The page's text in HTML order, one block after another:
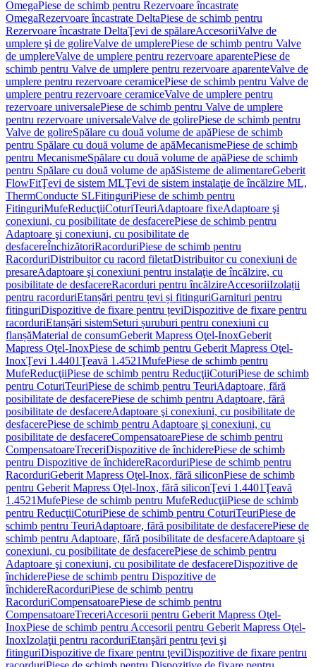
OmegaPiese de schimb pentru Rezervoare încastrate
OmegaRezervoare încastrate DeltaPiese de schimb pentru
Rezervoare încastrate DeltaŢevi de spălareAccesoriiValve de
umplere şi de golireValve de umplerePiese de schimb pentru Valve
de umplereValve de umplere pentru rezervoare aparentePiese de
schimb pentru Valve de umplere pentru rezervoare aparenteValve de
umplere pentru rezervoare ceramicePiese de schimb pentru Valve de
umplere pentru rezervoare ceramiceValve de umplere pentru
rezervoare universalePiese de schimb pentru Valve de umplere
pentru rezervoare universaleValve de golirePiese de schimb pentru
Valve de golireSpălare cu două volume de apăPiese de schimb
pentru Spălare cu două volume de apăMecanismePiese de schimb
pentru MecanismeSpălare cu două volume de apăPiese de schimb
pentru Spălare cu două volume de apăSisteme de alimentareGeberit
FlowFitŢevi de sistem MLŢevi de sistem instalaţie de încălzire ML,
ThermConducte SLFitinguriPiese de schimb pentru
FitinguriMufeReducţiiCoturiTeuriAdaptoare fixeAdaptoare şi
conexiuni, cu posibilitate de desfacerePiese de schimb pentru
Adaptoare şi conexiuni, cu posibilitate de
desfacereÎnchizătoriRacorduriPiese de schimb pentru
RacorduriDistribuitor cu racord filetatDistribuitor cu conexiuni de
presareAdaptoare şi conexiuni pentru instalaţie de încălzire, cu
posibilitate de desfacereRacorduri pentru încălzireAccesoriiIzolații
pentru racorduriEtanșări pentru țevi și fitinguriGarnituri pentru
fitinguriDispozitive de fixare pentru țeviDispozitive de fixare pentru
racorduriEtanșări sistemSeturi șuruburi pentru conexiuni cu
flanșăMaterial de consumGeberit Mapress Oţel-InoxGeberit
Mapress Oţel-InoxPiese de schimb pentru Geberit Mapress Oţel-
InoxŢevi 1.4401Ţeavă 1.4521MufePiese de schimb pentru
MufeReducţiiPiese de schimb pentru ReducţiiCoturiPiese de schimb
pentru CoturiTeuriPiese de schimb pentru TeuriAdaptoare, fără
posibilitate de desfacerePiese de schimb pentru Adaptoare, fără
posibilitate de desfacereAdaptoare şi conexiuni, cu posibilitate de
desfacerePiese de schimb pentru Adaptoare şi conexiuni, cu
posibilitate de desfacereCompensatoarePiese de schimb pentru
CompensatoareTreceriDispozitive de închiderePiese de schimb
pentru Dispozitive de închidereRacorduriPiese de schimb pentru
RacorduriGeberit Mapress Oţel-Inox, fără siliconPiese de schimb
pentru Geberit Mapress Oţel-Inox, fără siliconŢevi 1.4401Ţeavă
1.4521MufePiese de schimb pentru MufeReducţiiPiese de schimb
pentru ReducţiiCoturiPiese de schimb pentru CoturiTeuriPiese de
schimb pentru TeuriAdaptoare, fără posibilitate de desfacerePiese de
schimb pentru Adaptoare, fără posibilitate de desfacereAdaptoare şi
conexiuni, cu posibilitate de desfacerePiese de schimb pentru
Adaptoare şi conexiuni, cu posibilitate de desfacereDispozitive de
închiderePiese de schimb pentru Dispozitive de
închidereRacorduriPiese de schimb pentru
RacorduriCompensatoarePiese de schimb pentru
CompensatoareTreceriAccesorii pentru Geberit Mapress Oţel-
InoxPiese de schimb pentru Accesorii pentru Geberit Mapress Oţel-
InoxIzolaţii pentru racorduriEtanşări pentru ţevi şi
fitinguriDispozitive de fixare pentru ţeviDispozitive de fixare pentru